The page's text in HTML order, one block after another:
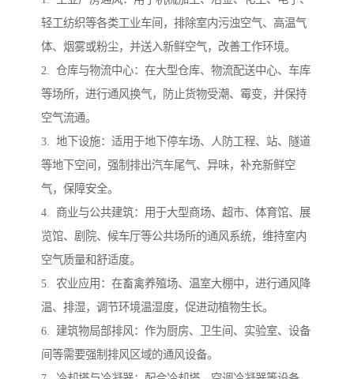
轻工纺织等各类工业车间，排除室内污浊空气、高温气
体、烟雾或粉尘，并送入新鲜空气，改善工作环境。
2. 仓库与物流中心：在大型仓库、物流配送中心、车库
等场所，进行通风换气，防止货物受潮、霉变，并保持
空气流通。
3. 地下设施：适用于地下停车场、人防工程、站、隧道
等地下空间，强制排出汽车尾气、异味，补充新鲜空
气，保障安全。
4. 商业与公共建筑：用于大型商场、超市、体育馆、展
览馆、剧院、候车厅等公共场所的通风系统，维持室内
空气质量和舒适度。
5. 农业应用：在畜禽养殖场、温室大棚中，进行通风降
温、排湿，调节环境温湿度，促进动植物生长。
6. 建筑物局部排风：作为厨房、卫生间、实验室、设备
间等需要强制排风区域的通风设备。